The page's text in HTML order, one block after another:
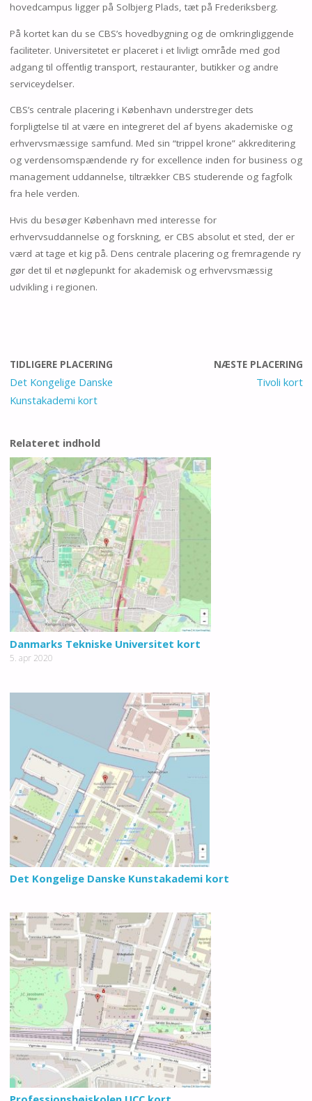
hovedcampus ligger på Solbjerg Plads, tæt på Frederiksberg.
På kortet kan du se CBS’s hovedbygning og de omkringliggende
faciliteter. Universitetet er placeret i et livligt område med god
adgang til offentlig transport, restauranter, butikker og andre
serviceydelser.
CBS’s centrale placering i København understreger dets
forpligtelse til at være en integreret del af byens akademiske og
erhvervsmæssige samfund. Med sin “trippel krone” akkreditering
og verdensomspændende ry for excellence inden for business og
management uddannelse, tiltrækker CBS studerende og fagfolk
fra hele verden.
Hvis du besøger København med interesse for
erhvervsuddannelse og forskning, er CBS absolut et sted, der er
værd at tage et kig på. Dens centrale placering og fremragende ry
gør det til et nøglepunkt for akademisk og erhvervsmæssig
udvikling i regionen.
TIDLIGERE PLACERING
Det Kongelige Danske
Kunstakademi kort
NÆSTE PLACERING
Tivoli kort
Relateret indhold
Danmarks Tekniske Universitet kort
5. apr 2020
Det Kongelige Danske Kunstakademi kort